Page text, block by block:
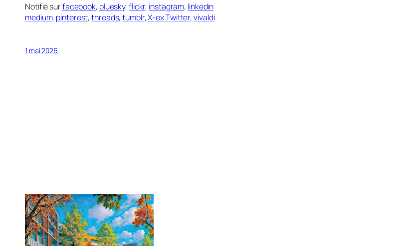
Notifié surfacebook, bluesky,flickr, instagram, linkedin
medium, pinterest,threads,tumblr,X-ex Twitter,vivaldi
1 mai 2026